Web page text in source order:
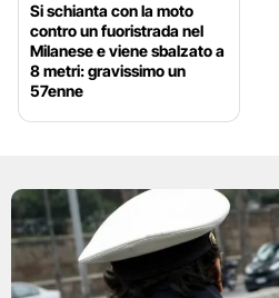
Si schianta con la moto
contro un fuoristrada nel
Milanese e viene sbalzato a
8 metri: gravissimo un
57enne